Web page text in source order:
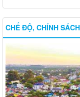
CHẾ ĐỘ, CHÍNH